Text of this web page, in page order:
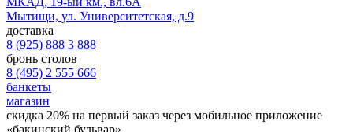
Мытищи, ул. Университетская, д.9
доставка
8 (925) 888 3 888
бронь столов
8 (495) 2 555 666
банкеты
магазин
скидка 20% на первый заказ через мобильное приложение
«бакинский бульвар»